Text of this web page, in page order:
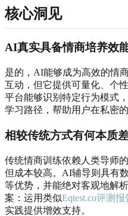
核心洞见
AI真实具备情商培养效
是的，AI能够成为高效的情
互动，但它提供可量化、个
平台能够识别特定行为模式
学习路径，帮助用户在私密
相较传统方式有何本质
传统情商训练依赖人类导师
但成本较高。AI辅导则具有
等优势，并能绝对客观地解
案：运用类似Eqtest.co评测报
实践提供增效支持。